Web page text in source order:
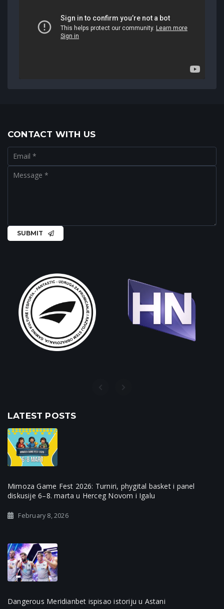
CONTACT WITH US
SUBMIT
LATEST POSTS
Mimoza Game Fest 2026: Turniri, phygital basket i panel
diskusije 6–8. marta u Herceg Novom i Igalu
February 8, 2026
Dangerous Meridianbet ispisao istoriju u Astani